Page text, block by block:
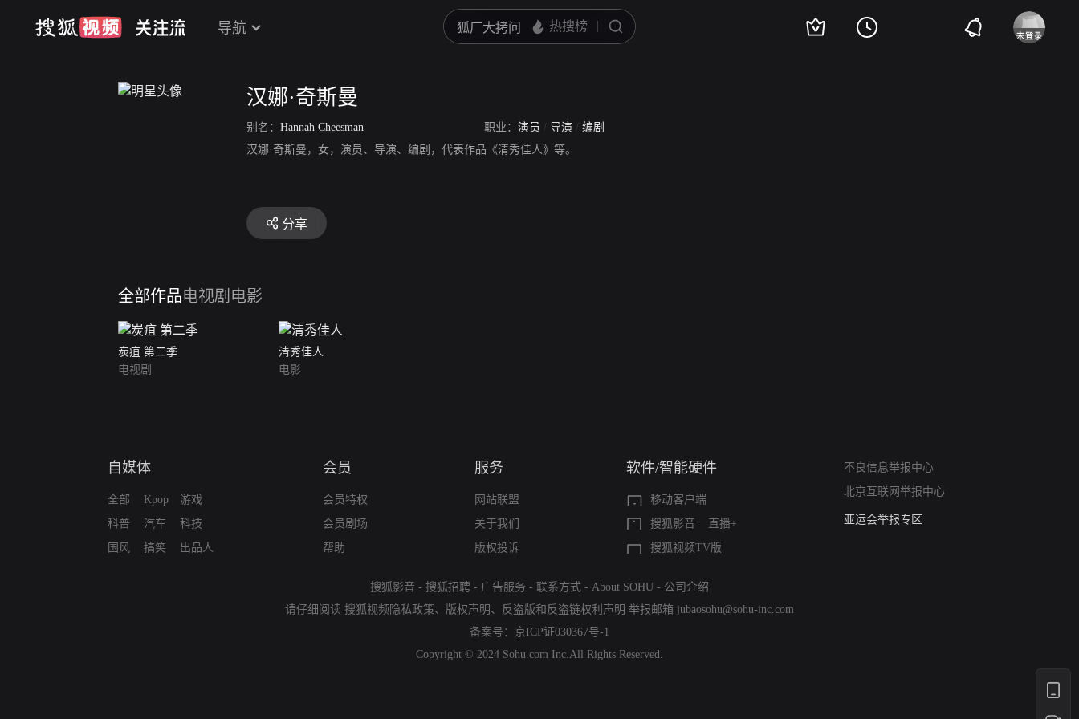
导航
汉娜·奇斯曼
别名： Hannah Cheesman 职业： 演员 / 导演 / 编剧
汉娜·奇斯曼，女，演员、导演、编剧，代表作品《清秀佳人》等。
分享
全部作品电视剧 电影
炭疽 第二季
电视剧
清秀佳人
电影
自媒体
全部
科普
国风
Kpop
汽车
搞笑
游戏
科技
出品人
会员
会员特权
会员剧场
帮助
服务
网站联盟
关于我们
版权投诉
软件/智能硬件
移动客户端
搜狐影音
直播+
搜狐视频TV版
不良信息举报中心
北京互联网举报中心
算法推荐专项举报
亚运会举报专区
搜狐影音 - 搜狐招聘 - 广告服务 - 联系方式 - About SOHU - 公司介绍
请仔细阅读 搜狐视频隐私政策、 版权声明 、 反盗版和反盗链权利声明 举报邮箱 jubaosohu@sohu-inc.com
备案号： 京ICP证030367号-1
Copyright © 2024 Sohu.com Inc.All Rights Reserved.